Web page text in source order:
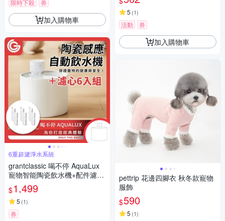
限時下殺 券
加入購物車
6重超濾淨水系統
grantclassic 喝不停 AquaLux
寵物智能陶瓷飲水機+配件濾芯
6入組
$1,499
5 (1)
券
5 (1)
活動 券
加入購物車
pettrip 花邊四腳衣 秋冬款寵物
服飾
$590
5 (1)